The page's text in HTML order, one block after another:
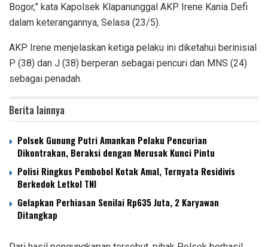
Bogor,” kata Kapolsek Klapanunggal AKP Irene Kania Defi
dalam keterangannya, Selasa (23/5).
AKP Irene menjelaskan ketiga pelaku ini diketahui berinisial
P (38) dan J (38) berperan sebagai pencuri dan MNS (24)
sebagai penadah.
Berita lainnya
Polsek Gunung Putri Amankan Pelaku Pencurian
Dikontrakan, Beraksi dengan Merusak Kunci Pintu
Polisi Ringkus Pembobol Kotak Amal, Ternyata Residivis
Berkedok Letkol TNI
Gelapkan Perhiasan Senilai Rp635 Juta, 2 Karyawan
Ditangkap